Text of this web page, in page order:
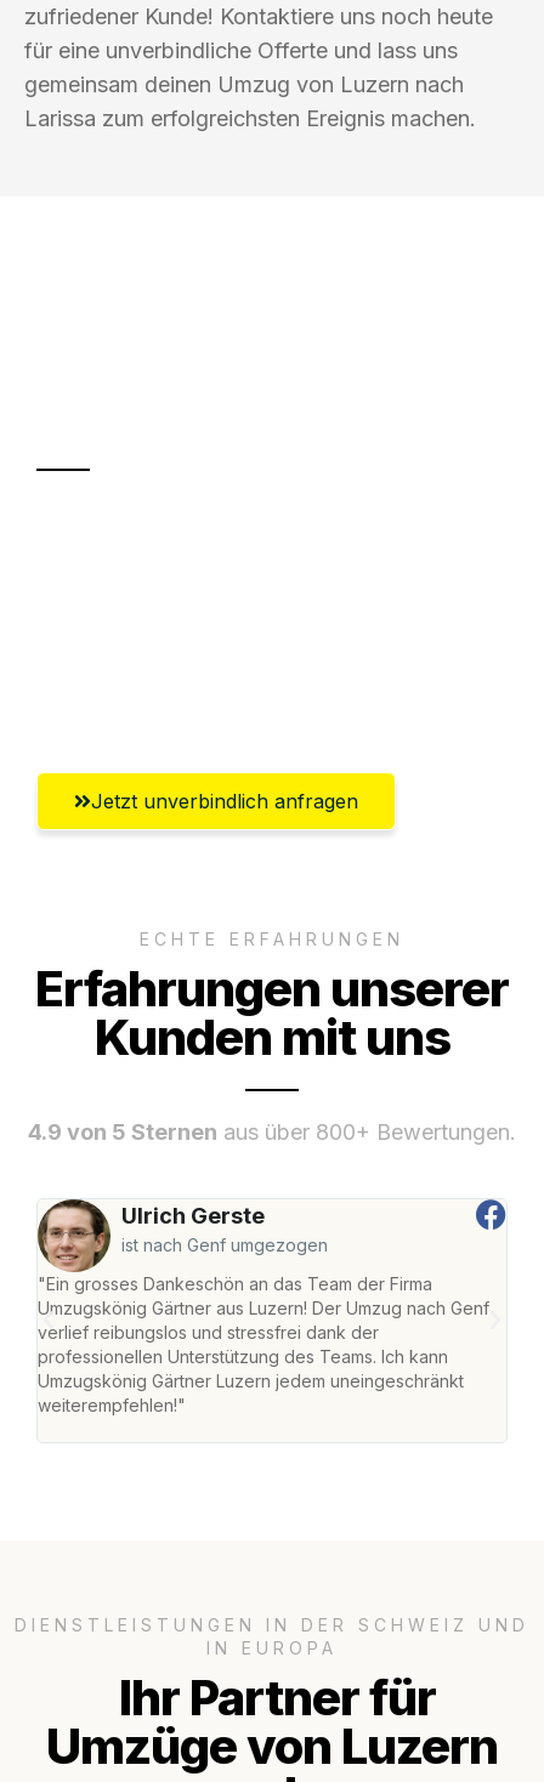
zufriedener Kunde! Kontaktiere uns noch heute
für eine unverbindliche Offerte und lass uns
gemeinsam deinen Umzug von Luzern nach
Larissa zum erfolgreichsten Ereignis machen.
Jetzt unverbindlich anfragen
ECHTE ERFAHRUNGEN
Erfahrungen unserer
Kunden mit uns
4.9 von 5 Sternen aus über 800+ Bewertungen.
Ulrich Gerste
ist nach Genf umgezogen
"Ein grosses Dankeschön an das Team der Firma
Umzugskönig Gärtner aus Luzern! Der Umzug nach Genf
verlief reibungslos und stressfrei dank der
professionellen Unterstützung des Teams. Ich kann
Umzugskönig Gärtner Luzern jedem uneingeschränkt
weiterempfehlen!"
DIENSTLEISTUNGEN IN DER SCHWEIZ UND
IN EUROPA
Ihr Partner für
Umzüge von Luzern